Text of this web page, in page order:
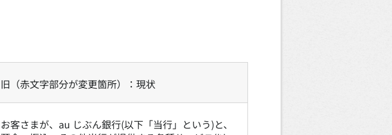
旧（赤文字部分が変更箇所）：現状
お客さまが、au じぶん銀行(以下「当行」という)と、